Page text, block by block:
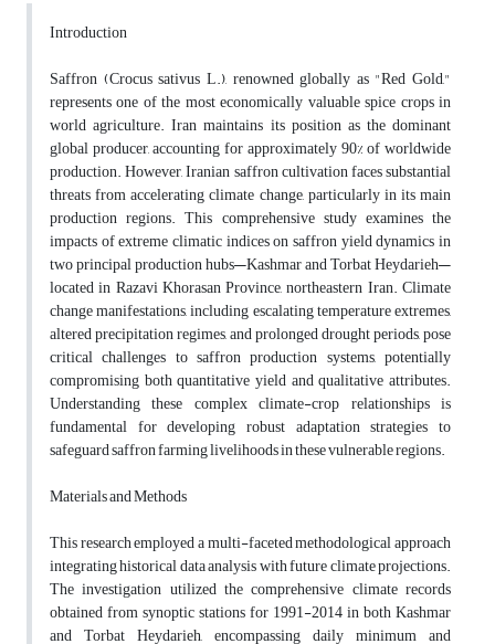
Introduction
Saffron (Crocus sativus L.), renowned globally as "Red Gold,"
represents one of the most economically valuable spice crops in
world agriculture. Iran maintains its position as the dominant
global producer, accounting for approximately 90% of worldwide
production. However, Iranian saffron cultivation faces substantial
threats from accelerating climate change, particularly in its main
production regions. This comprehensive study examines the
impacts of extreme climatic indices on saffron yield dynamics in
two principal production hubs—Kashmar and Torbat Heydarieh—
located in Razavi Khorasan Province, northeastern Iran. Climate
change manifestations, including escalating temperature extremes,
altered precipitation regimes, and prolonged drought periods, pose
critical challenges to saffron production systems, potentially
compromising both quantitative yield and qualitative attributes.
Understanding these complex climate-crop relationships is
fundamental for developing robust adaptation strategies to
safeguard saffron farming livelihoods in these vulnerable regions.
Materials and Methods
This research employed a multi-faceted methodological approach
integrating historical data analysis with future climate projections.
The investigation utilized the comprehensive climate records
obtained from synoptic stations for 1991-2014 in both Kashmar
and Torbat Heydarieh, encompassing daily minimum and